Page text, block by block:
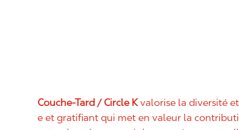
Couche-Tard / Circle Kvalorise la diversité
e et gratifiant qui met en valeur la